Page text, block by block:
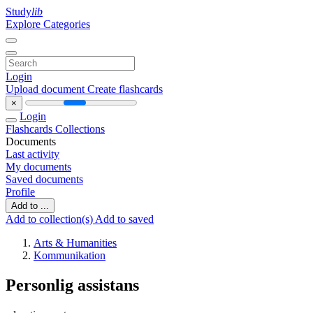
Studylib
Explore Categories
Login
Upload document Create flashcards
×
Login
Flashcards Collections
Documents
Last activity
My documents
Saved documents
Profile
Add to ...
Add to collection(s) Add to saved
Arts & Humanities
Kommunikation
Personlig assistans